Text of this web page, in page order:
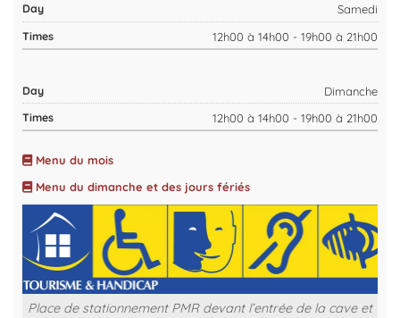
Samedi
12h00 à 14h00 - 19h00 à 21h00
Dimanche
12h00 à 14h00 - 19h00 à 21h00
Menu du mois
Menu du dimanche et des jours fériés
Place de stationnement PMR devant l’entrée de la cave et